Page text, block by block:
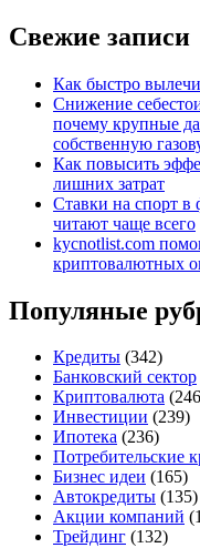
Свежие записи
Как быстро
Снижение
почему крупные
собственную
Как повысить
лишних затрат
Ставки на спорт в
читают чаще всего
kycnotlist.com
криптовалютных
Популяные
Кредиты (342)
Банковский сектор
Криптовалюта
Инвестиции (239)
Ипотека (236)
Потребительские
Бизнес идеи (165)
Автокредиты (135)
Акции компаний
Трейдинг (132)